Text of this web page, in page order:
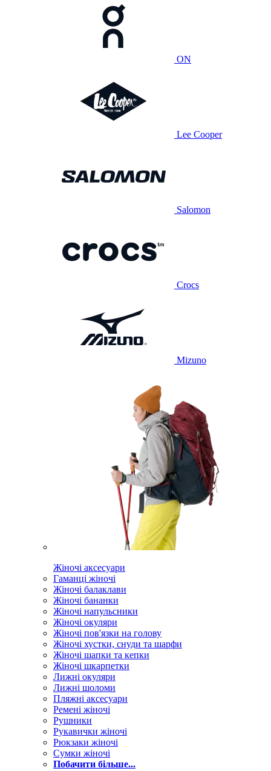
ON
Lee Cooper
Salomon
Crocs
Mizuno
Жіночі аксесуари
Гаманці жіночі
Жіночі балаклави
Жіночі бананки
Жіночі напульсники
Жіночі окуляри
Жіночі пов'язки на голову
Жіночі хустки, снуди та шарфи
Жіночі шапки та кепки
Жіночі шкарпетки
Лижні окуляри
Лижні шоломи
Пляжні аксесуари
Ремені жіночі
Рушники
Рукавички жіночі
Рюкзаки жіночі
Сумки жіночі
Побачити більше...